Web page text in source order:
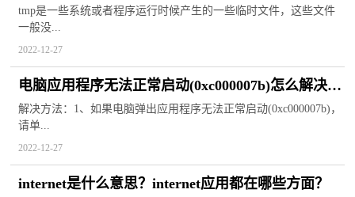
文件如何恢复成word？
tmp是一些系统或者程序运行时候产生的一些临时文件，这些文件
一般没...
2022-12-27
电脑应用程序无法正常启动(0xc000007b)怎么解决？
方法步骤
解决方法：1、如果电脑弹出应用程序无法正常启动(0xc000007b)，
请单...
2022-12-27
internet是什么意思？internet应用都在哪些方面？